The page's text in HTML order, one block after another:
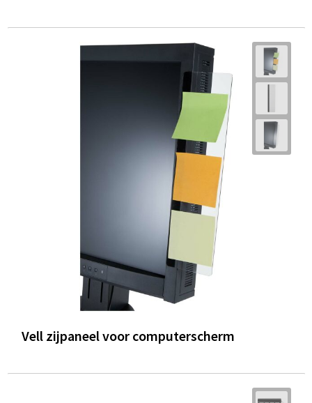
Vell zijpaneel voor computerscherm